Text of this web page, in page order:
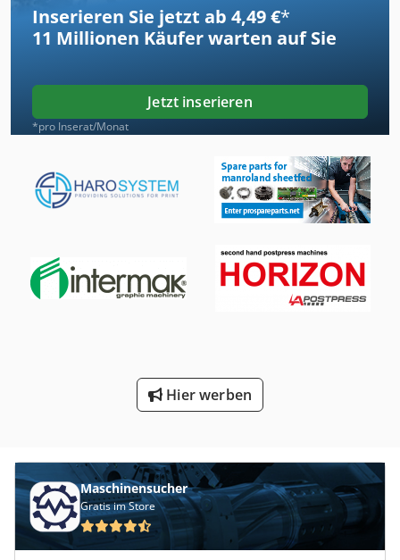
Inserieren Sie jetzt ab 4,49 €*
11 Millionen Käufer warten auf Sie
Jetzt inserieren
*pro Inserat/Monat
Hier werben
Maschinensucher
Gratis im Store